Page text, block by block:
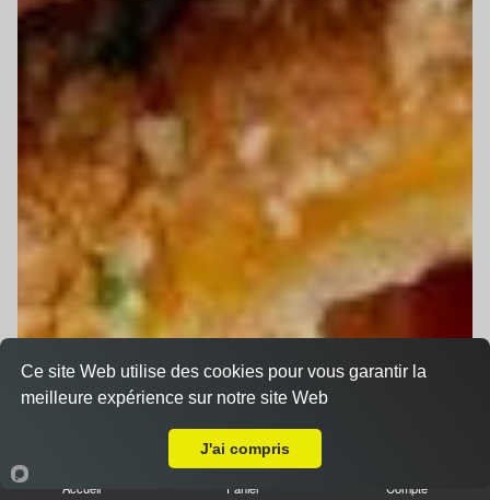
Accueil Panier Compte
Ce site Web utilise des cookies pour vous garantir la
meilleure expérience sur notre site Web
J'ai compris